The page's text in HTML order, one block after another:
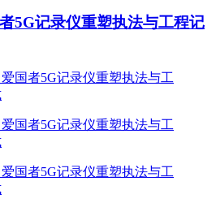
5G记录仪重塑执法与工程记